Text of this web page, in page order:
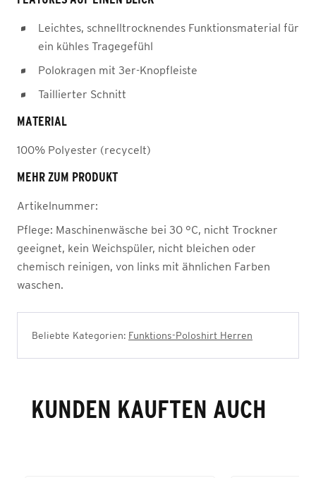
Leichtes, schnelltrocknendes Funktionsmaterial für
ein kühles Tragegefühl
Polokragen mit 3er-Knopfleiste
Taillierter Schnitt
MATERIAL
100% Polyester (recycelt)
MEHR ZUM PRODUKT
Artikelnummer:
Pflege: Maschinenwäsche bei 30 °C, nicht Trockner
geeignet, kein Weichspüler, nicht bleichen oder
chemisch reinigen, von links mit ähnlichen Farben
waschen.
Beliebte Kategorien: Funktions-Poloshirt Herren
KUNDEN KAUFTEN AUCH